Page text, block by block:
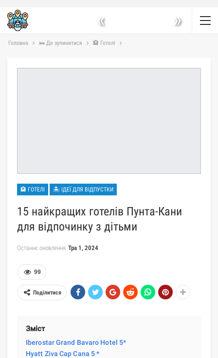
« »
Головна 🛌 Де зупинитися 🏨 Готелі
🏨 ГОТЕЛІ 🏝 ІДЕЇ ДЛЯ ВІДПУСТКИ
15 найкращих готелів Пунта-Кани
для відпочинку з дітьми
Останнє оновлення Тра 1, 2024
99
Поділитися
Зміст
Iberostar Grand Bavaro Hotel 5*
Hyatt Ziva Cap Cana 5 *